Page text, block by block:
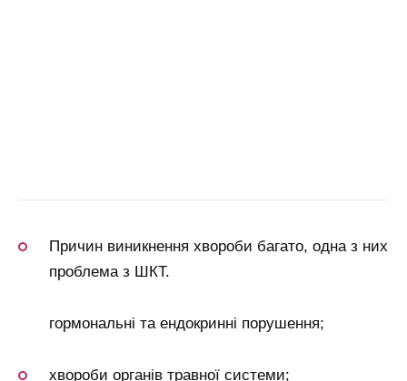
Причин виникнення хвороби багато, одна з них
проблема з ШКТ.
гормональні та ендокринні порушення;
хвороби органів травної системи;